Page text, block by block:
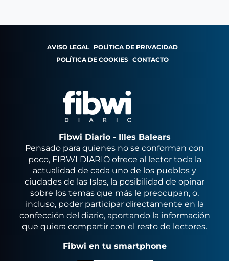
AVISO LEGAL POLÍTICA DE PRIVACIDAD
POLÍTICA DE COOKIES CONTACTO
Fibwi Diario - Illes Balears
Pensado para quienes no se conforman con
poco, FIBWI DIARIO ofrece al lector toda la
actualidad de cada uno de los pueblos y
ciudades de las Islas, la posibilidad de opinar
sobre los temas que más le preocupan, o,
incluso, poder participar directamente en la
confección del diario, aportando la información
que quiera compartir con el resto de lectores.
Fibwi en tu smartphone